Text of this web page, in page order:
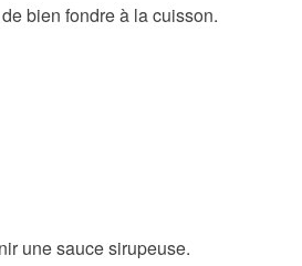
bien fondre à la cuisson.
une sauce sirupeuse.